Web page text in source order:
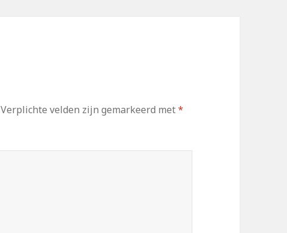
Verplichte velden zijn gemarkeerd met*